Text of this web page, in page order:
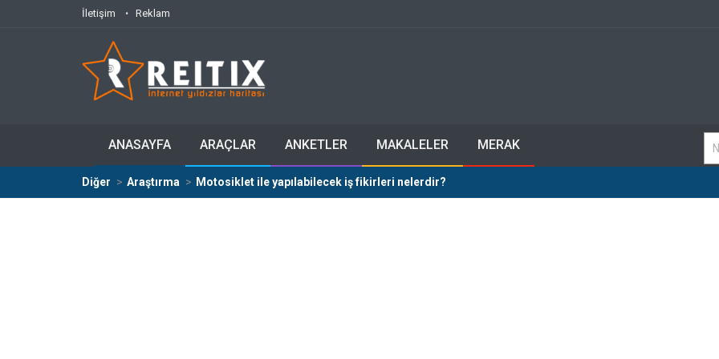
İletişim Reklam
ANASAYFA ARAÇLAR ANKETLER MAKALELER MERAK
Diğer Araştırma Motosiklet ile yapılabilecek iş fikirleri nelerdir?